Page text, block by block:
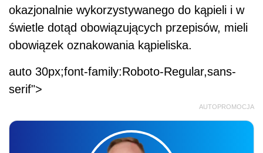
okazjonalnie wykorzystywanego do kąpieli i w
świetle dotąd obowiązujących przepisów, mieli
obowiązek oznakowania kąpieliska.
auto 30px;font-family:Roboto-Regular,sans-
serif">
AUTOPROMOCJA